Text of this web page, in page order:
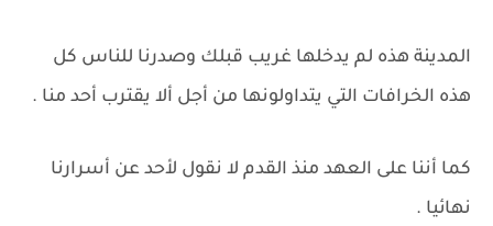
المدينة هذه لم يدخلها غريب قبلك وصدرنا للناس كل
هذه الخرافات التي يتداولونها من أجل ألا يقترب أحد منا .
كما أننا على العهد منذ القدم لا نقول لأحد عن أسرارنا
نهائيا .